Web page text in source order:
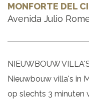
MONFORTE DEL
Avenida Julio
NIEUWBOUW
Nieuwbouw villa's in
op slechts 3 minuten